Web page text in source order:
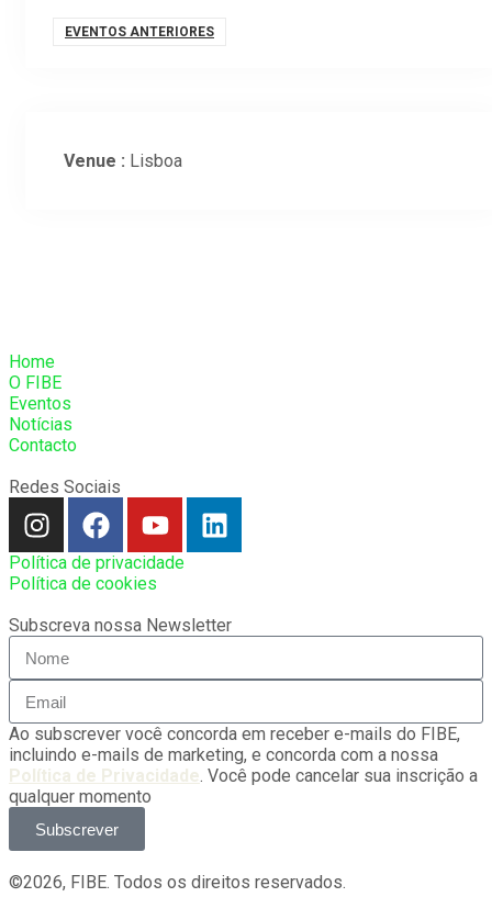
EVENTOS ANTERIORES
Venue : Lisboa
Home
O FIBE
Eventos
Notícias
Contacto
Redes Sociais
Política de privacidade
Política de cookies
Subscreva nossa Newsletter
Ao subscrever você concorda em receber e-mails do FIBE,
incluindo e-mails de marketing, e concorda com a nossa
Política de Privacidade. Você pode cancelar sua inscrição a
qualquer momento
Subscrever
©2026, FIBE. Todos os direitos reservados.